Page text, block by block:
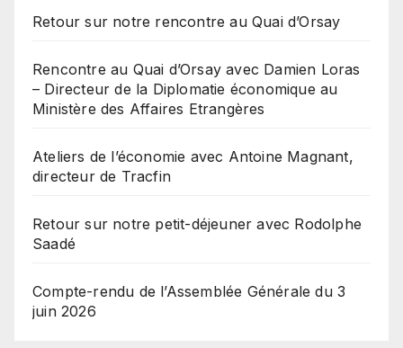
Retour sur notre rencontre au Quai d’Orsay
Rencontre au Quai d’Orsay avec Damien Loras
– Directeur de la Diplomatie économique au
Ministère des Affaires Etrangères
Ateliers de l’économie avec Antoine Magnant,
directeur de Tracfin
Retour sur notre petit-déjeuner avec Rodolphe
Saadé
Compte-rendu de l’Assemblée Générale du 3
juin 2026